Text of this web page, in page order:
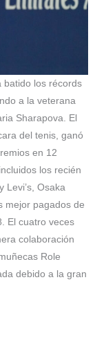
batido los récords
a la veterana
Sharapova. El
del tenis, ganó
en 12
los recién
Levi’s, Osaka
mejor pagados de
El cuatro veces
colaboración
Role
debido a la gran